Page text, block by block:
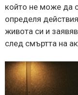
който не може да
определя
живота си и
след смъртта на